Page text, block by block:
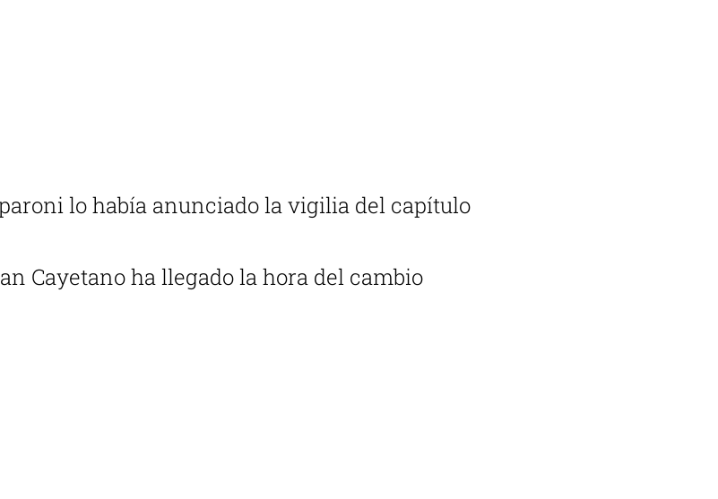
lo había anunciado la vigilia del capítulo
Cayetano ha llegado la hora del cambio